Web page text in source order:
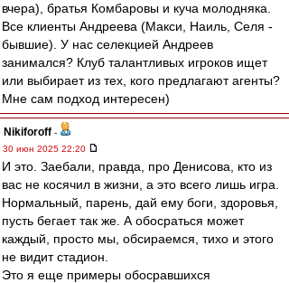
вчера), братья Комбаровы и куча молодняка.
Все клиенты Андреева (Макси, Наиль, Селя -
бывшие). У нас селекцией Андреев
занимался? Клуб талантливых игроков ищет
или выбирает из тех, кого предлагают агенты?
Мне сам подход интересен)
Nikiforoff -
30 июн 2025 22:20
И это. Заебали, правда, про Денисова, кто из
вас не косячил в жизни, а это всего лишь игра.
Нормальный, парень, дай ему боги, здоровья,
пусть бегает так же. А обосраться может
каждый, просто мы, обсираемся, тихо и этого
не видит стадион.
Это я еще примеры обосравшихся